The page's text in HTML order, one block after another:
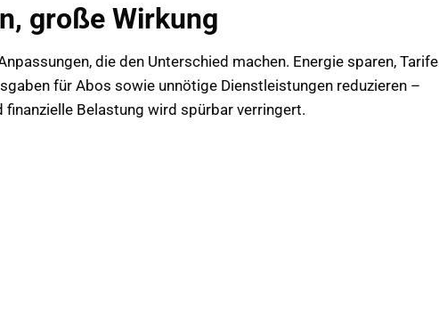
große Wirkung
die den Unterschied machen. Energie sparen, Tarife
für Abos sowie unnötige Dienstleistungen reduzieren –
Belastung wird spürbar verringert.